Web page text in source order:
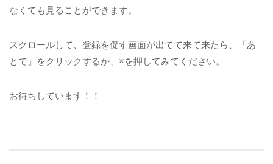
なくても見ることができます。
スクロールして、登録を促す画面が出てて来て来たら、「あ
とで」をクリックするか、×を押してみてください。
お待ちしています！！